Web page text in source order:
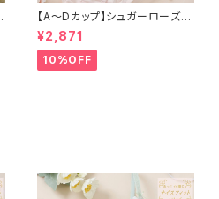
【A〜Dカップ】シュガーローズ
ブラ＆ショーツ
¥2,871
10%OFF